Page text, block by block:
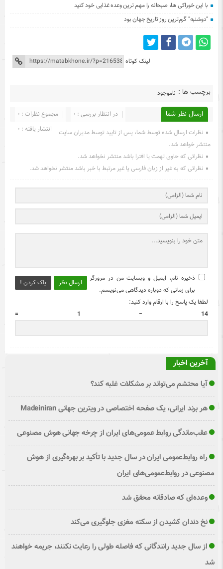
با این خوراکی ها، صبحانه را مهم ترین وعده غذایی خود کنید
“دوشنبه” گرم‌ترین روز تاریخ جهان بود
لینک کوتاه
برچسب ها : ناموجود
ارسال نظر شما مجموع نظرات : 0
در انتظار بررسی : 0
انتشار یافته : 0
نظرات ارسال شده توسط شما، پس از تایید توسط مدیران سایت
منتشر خواهد شد.
نظراتی که حاوی تهمت یا افترا باشد منتشر نخواهد شد.
نظراتی که به غیر از زبان فارسی یا غیر مرتبط با خبر باشد منتشر نخواهد شد.
ارسال نظر پاک کردن !
ذخیره نام، ایمیل و وبسایت من در مرورگر
برای زمانی که دوباره دیدگاهی می‌نویسم.
لطفا یک پاسخ را با ارقام وارد کنید:
14 − 1 =
آخرین اخبار
آیا محتشم می‌تواند بر مشکلات غلبه کند؟
هر برند ایرانی، یک صفحه اختصاصی در ویترین جهانی Madeiniran
عقب‌ماندگی روابط عمومی‌های ایران از چرخه جهانی هوش مصنوعی
راه روابط‌عمومی ایران در سال جدید با تأکید بر بهره‌گیری از هوش
مصنوعی در روابط‌عمومی‌های ایران
وعده‌ای که صادقانه محقق شد
نخ دندان کشیدن از سکته مغزی جلوگیری می‌کند
از سال جدید رانندگانی که فاصله طولی را رعایت نکنند، جریمه خواهند
شد